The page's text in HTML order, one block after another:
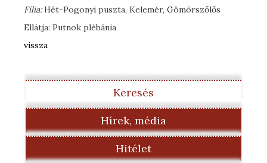
Filia:Hét-Pogonyi puszta, Kelemér, Gömörszőlős
Ellátja: Putnok plébánia
vissza
Keresés
Hírek, média
Hitélet